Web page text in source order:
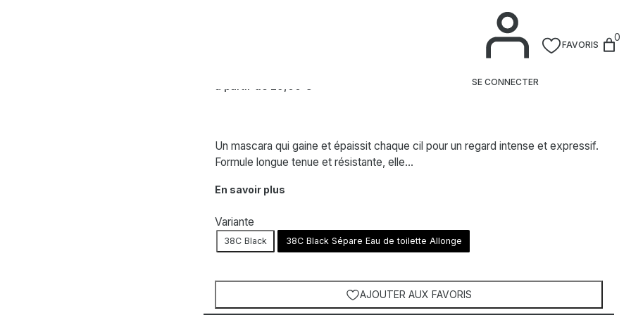
SE CONNECTER
FAVORIS
0
à partir de 29,00 €
Un mascara qui gaine et épaissit chaque cil pour un regard intense et expressif.
Formule longue tenue et résistante, elle…
En savoir plus
Variante
38C Black 38C Black Sépare Eau de toilette Allonge
AJOUTER AUX FAVORIS